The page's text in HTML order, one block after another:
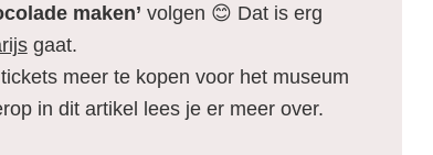
maken’ volgen 😊 Dat is erg
gaat.
meer te kopen voor het museum
in dit artikel lees je er meer over.